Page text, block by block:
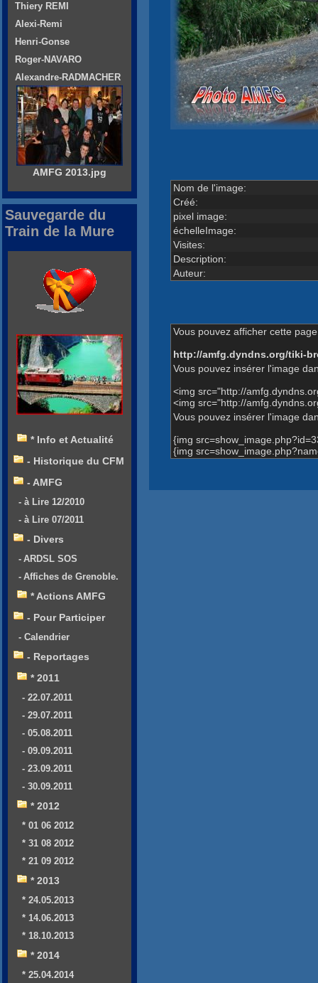
Nom de l'image:
Créé:
pixel image:
échelleImage:
Visites:
Description:
Auteur:
Vous pouvez afficher cette
http://amfg.dyndns.org/tiki-
Vous pouvez insérer l'image
<img src="http://
<img src="http://
Vous pouvez insérer l'image
{img
{img
Thiery REMI
Alexi-Remi
Henri-Gonse
Roger-NAVARO
Alexandre-RADMACHER
AMFG 2013.jpg
Sauvegarde du
Train de la Mure
* Info et Actualité
- Historique du CFM
- AMFG
- à Lire 12/2010
- à Lire 07/2011
- Divers
- ARDSL SOS
- Affiches de Grenoble.
* Actions AMFG
- Pour Participer
- Calendrier
- Reportages
* 2011
- 22.07.2011
- 29.07.2011
- 05.08.2011
- 09.09.2011
- 23.09.2011
- 30.09.2011
* 2012
* 01 06 2012
* 31 08 2012
* 21 09 2012
* 2013
* 24.05.2013
* 14.06.2013
* 18.10.2013
* 2014
* 25.04.2014